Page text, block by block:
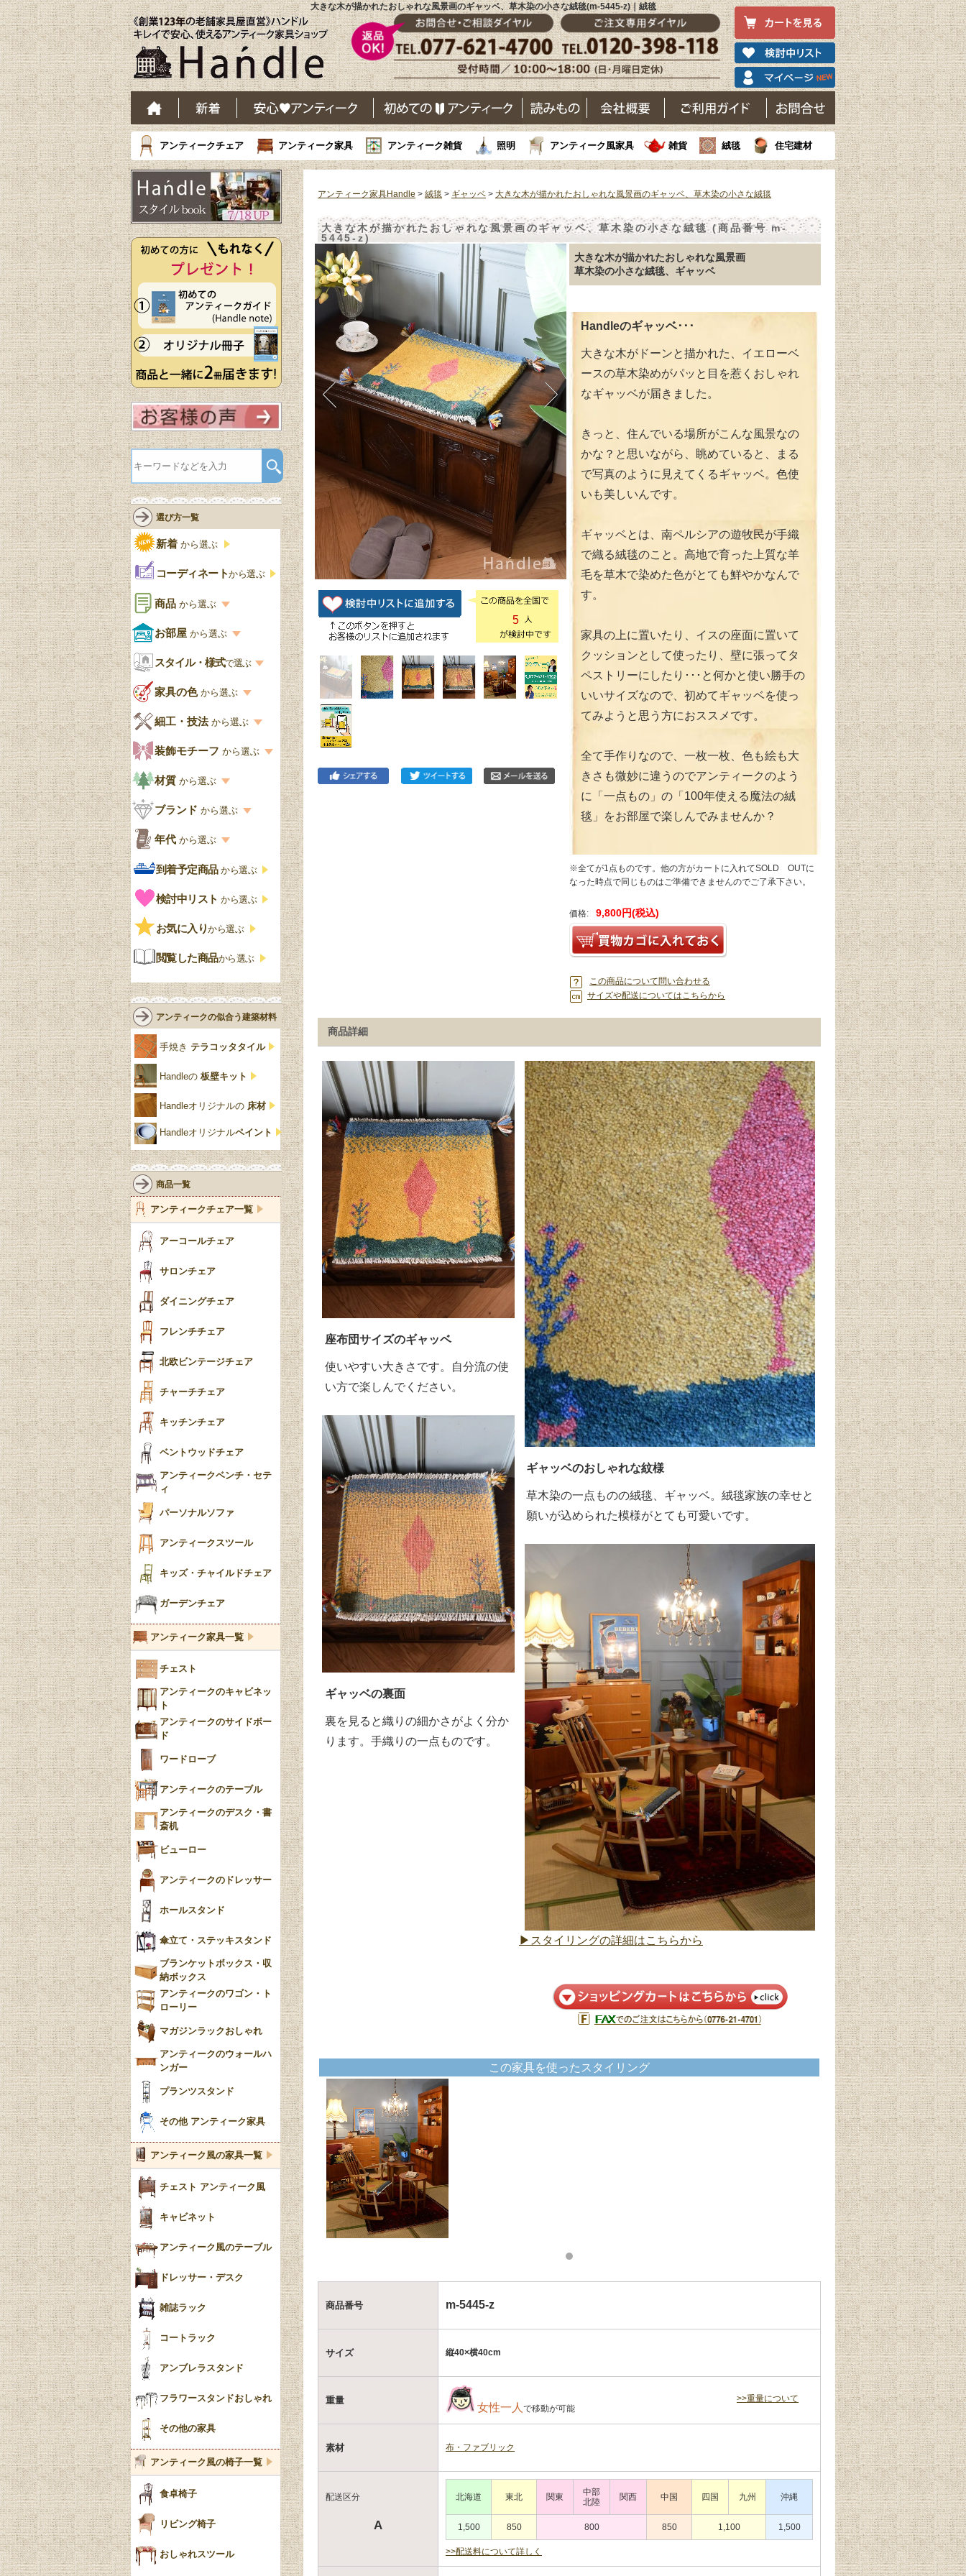
大きな木が描かれたおしゃれな風景画のギャッベ、草木染の小さな絨毯(m-5445-z)｜絨毯
アンティークチェア アンティーク家具 アンティーク雑貨 照明 アンティーク風家具 雑貨 絨毯 住宅建材
アンティーク家具Handle > 絨毯 > ギャッベ > 大きな木が描かれたおしゃれな風景画のギャッベ、草木染の小さな絨毯
大きな木が描かれたおしゃれな風景画のギャッベ、草木染の小さな絨毯 (商品番号 m-
5445-z)
5
大きな木が描かれたおしゃれな風景画
草木染の小さな絨毯、ギャッベ
Handleのギャッベ･･･
大きな木がドーンと描かれた、イエローベ
ースの草木染めがパッと目を惹くおしゃれ
なギャッベが届きました。
きっと、住んでいる場所がこんな風景なの
かな？と思いながら、眺めていると、まる
で写真のように見えてくるギャッベ。色使
いも美しいんです。
ギャッベとは、南ペルシアの遊牧民が手織
で織る絨毯のこと。高地で育った上質な羊
毛を草木で染めた色がとても鮮やかなんで
す。
家具の上に置いたり、イスの座面に置いて
クッションとして使ったり、壁に張ってタ
ペストリーにしたり･･･と何かと使い勝手の
いいサイズなので、初めてギャッベを使っ
てみようと思う方におススメです。
全て手作りなので、一枚一枚、色も絵も大
きさも微妙に違うのでアンティークのよう
に「一点もの」の「100年使える魔法の絨
毯」をお部屋で楽しんでみませんか？
※全てが1点ものです。他の方がカートに入れてSOLD OUTに
なった時点で同じものはご準備できませんのでご了承下さい。
価格: 9,800円(税込)
この商品について問い合わせる
サイズや配送についてはこちらから
商品詳細
座布団サイズのギャッベ
使いやすい大きさです。自分流の使
い方で楽しんでください。
ギャッベの裏面
裏を見ると織りの細かさがよく分か
ります。手織りの一点ものです。
ギャッベのおしゃれな紋様
草木染の一点ものの絨毯、ギャッベ。絨毯家族の幸せと
願いが込められた模様がとても可愛いです。
▶スタイリングの詳細はこちらから
この家具を使ったスタイリング
北欧ビンテージ
和室
北欧ビンテージ
和室
商品番号 m-5445-z
サイズ 縦40×横40cm
重量
女性一人 で移動が可能
>>重量について
素材 布・ファブリック
配送区分
A
北海道 東北 関東
中部
北陸
関西 中国 四国 九州 沖縄
1,500 850 800 850 1,100 1,500
>>配送料について詳しく
選び方一覧
新着 から選ぶ
コーディネートから選ぶ
商品 から選ぶ
商品一覧を見る
収納家具
書棚
デスクおしゃれ
食器棚おしゃれ
木製ワゴン
ェア
洋服タンス
チェストおしゃれ
クローゼット
鏡台
花台
仏壇おしゃれ
靴箱収納
スリッパ収納
壁掛け家具
パーテーション・間
仕切り
ガーデンファニチャ
ー
ミラー
花瓶おしゃれ
陶器の人形
キャンドルホルダー
お部屋 から選ぶ
お部屋から選ぶ一覧
リビング
キッチン・ダイニング
スタイル・様式で選ぶ
スタイル一覧
英国アンティーク
英国クラシック
式
エリザベス様式
ジャコビアン
ロココ様式
ミッドセンチュリー
アールデコ
家具の色から選ぶ
家具の色一覧
カスタード色
アップルパイ色
白・ホワイト
黒・ブラック
細工・技法 から選ぶ
細工・技法の一覧
象嵌・マーケットリー
寄木・パーケットリー
装飾モチーフ から選ぶ
模様の一覧
ペディメント
コーニス
グ
ストラップワーク
雷文
ビーディング
リネンフォールド
ルネット
アカンサス
パイクラスト
脚のモチーフ一覧
ターニングレッグ
バルボスレッグ
ボビンターニング
ツイスト
トライポッド
バラスター
陶磁器の模様一覧
イマリ（IMARI）
ブルー＆ホワイト
ブルーウィローパターン
Blue）
YUAN
チンツ
クリノリン
材質 から選ぶ
材質の一覧
オーク材
マホガニー
ローズウッド材
サテンウッド材
ブランド から選ぶ
ブランド一覧
Handleオリジナル
ウィリアムモリス
ロイドルーム
コントワールドファミー
ユ
ジェニファーテイラー
チェスターフィールド
リリパットレーン
アングルポイズ
ウォーカー＆ホール
年代 から選ぶ
年代別の一覧
アンティーク
ビンテージ
到着予定商品から選ぶ
検討中リスト から選ぶ
お気に入りから選ぶ
閲覧した商品から選ぶ
アンティークの似合う建築材料
手焼き テラコッタタイル
Handleの 板壁キット
Handleオリジナルの 床材
Handleオリジナルペイント
商品一覧
アンティークチェア一覧
アーコールチェア
サロンチェア
ダイニングチェア
フレンチチェア
北欧ビンテージチェア
チャーチチェア
キッチンチェア
ベントウッドチェア
アンティークベンチ・セテ
ィ
パーソナルソファ
アンティークスツール
キッズ・チャイルドチェア
ガーデンチェア
アンティーク家具一覧
チェスト
アンティークのキャビネッ
ト
アンティークのサイドボー
ド
ワードローブ
アンティークのテーブル
アンティークのデスク・書
斎机
ビューロー
アンティークのドレッサー
ホールスタンド
傘立て・ステッキスタンド
ブランケットボックス・収
納ボックス
アンティークのワゴン・ト
ローリー
マガジンラックおしゃれ
アンティークのウォールハ
ンガー
プランツスタンド
その他 アンティーク家具
アンティーク風の家具一覧
チェスト アンティーク風
キャビネット
アンティーク風のテーブル
ドレッサー・デスク
雑誌ラック
コートラック
アンブレラスタンド
フラワースタンドおしゃれ
その他の家具
アンティーク風の椅子一覧
食卓椅子
リビング椅子
おしゃれスツール